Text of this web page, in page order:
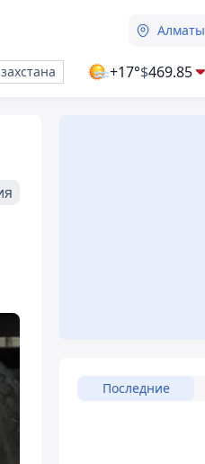
Алматы
+17°$469.85
Последние